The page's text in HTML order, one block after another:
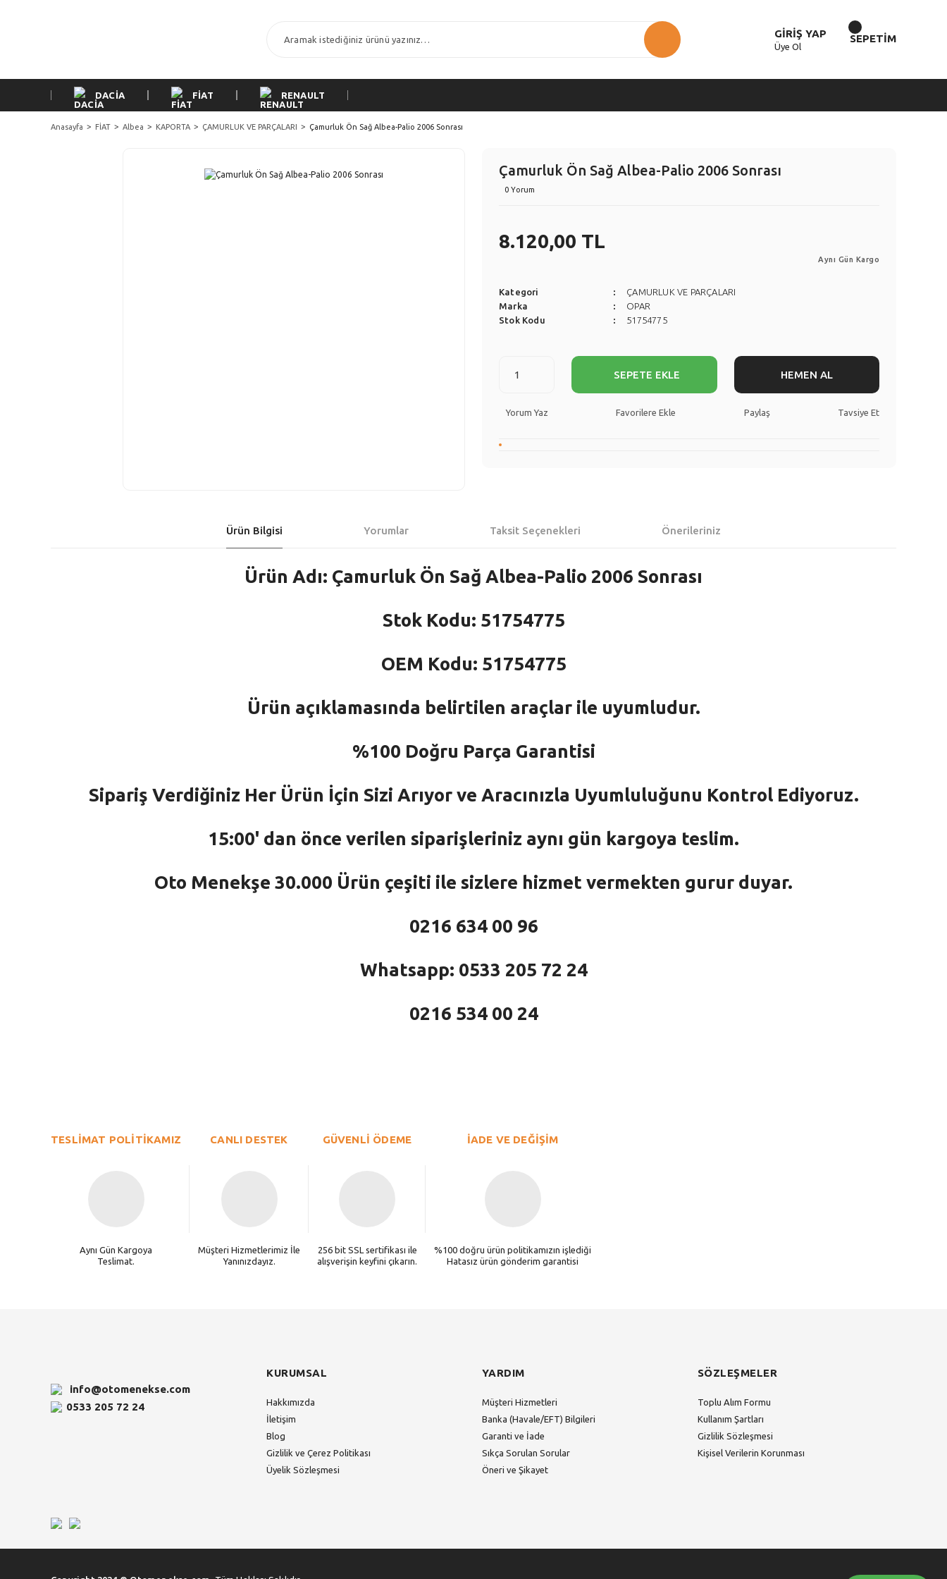
GİRİŞ YAP
Üye Ol
SEPETİM
DACİA FİAT RENAULT
Anasayfa FİAT Albea KAPORTA ÇAMURLUK VE PARÇALARI Çamurluk Ön Sağ Albea-Palio 2006 Sonrası
Çamurluk Ön Sağ Albea-Palio 2006 Sonrası
0 Yorum
8.120,00 TL
Aynı Gün Kargo
Kategori
ÇAMURLUK VE PARÇALARI
Marka
OPAR
Stok Kodu
51754775
SEPETE EKLE HEMEN AL
Yorum Yaz Paylaş Tavsiye Et
Ürün Bilgisi Yorumlar Taksit Seçenekleri Önerileriniz
Ürün Adı: Çamurluk Ön Sağ Albea-Palio 2006 Sonrası
Stok Kodu: 51754775
OEM Kodu: 51754775
Ürün açıklamasında belirtilen araçlar ile uyumludur.
%100 Doğru Parça Garantisi
Sipariş Verdiğiniz Her Ürün İçin Sizi Arıyor ve Aracınızla Uyumluluğunu Kontrol Ediyoruz.
15:00' dan önce verilen siparişleriniz aynı gün kargoya teslim.
Oto Menekşe 30.000 Ürün çeşiti ile sizlere hizmet vermekten gurur duyar.
0216 634 00 96
Whatsapp: 0533 205 72 24
0216 534 00 24
Ürün açıklamasında eksik bilgiler bulunuyor.
TESLİMAT POLİTİKAMIZ
Aynı Gün Kargoya
Teslimat.
CANLI DESTEK
Müşteri Hizmetlerimiz İle
Yanınızdayız.
GÜVENLİ ÖDEME
256 bit SSL sertifikası ile
alışverişin keyfini çıkarın.
İADE VE DEĞİŞİM
%100 doğru ürün politikamızın işlediği
Hatasız ürün gönderim garantisi
info@otomenekse.com
0533 205 72 24
KURUMSAL
Hakkımızda
İletişim
Blog
Gizlilik ve Çerez Politikası
Üyelik Sözleşmesi
YARDIM
Müşteri Hizmetleri
Banka (Havale/EFT) Bilgileri
Garanti ve İade
Sıkça Sorulan Sorular
Öneri ve Şikayet
SÖZLEŞMELER
Toplu Alım Formu
Kullanım Şartları
Gizlilik Sözleşmesi
Kişisel Verilerin Korunması